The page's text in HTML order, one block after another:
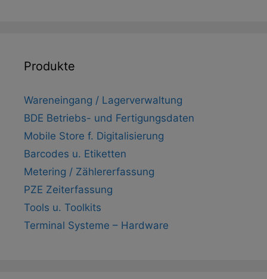
Produkte
Wareneingang / Lagerverwaltung
BDE Betriebs- und Fertigungsdaten
Mobile Store f. Digitalisierung
Barcodes u. Etiketten
Metering / Zählererfassung
PZE Zeiterfassung
Tools u. Toolkits
Terminal Systeme – Hardware